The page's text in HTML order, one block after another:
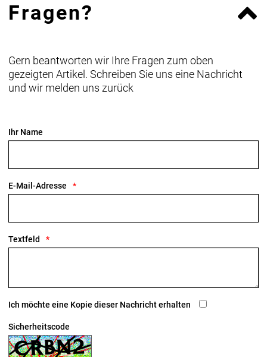
Fragen?
Gern beantworten wir Ihre Fragen zum oben
gezeigten Artikel. Schreiben Sie uns eine Nachricht
und wir melden uns zurück
Ihr Name
E-Mail-Adresse
Textfeld
Ich möchte eine Kopie dieser Nachricht erhalten
Sicherheitscode